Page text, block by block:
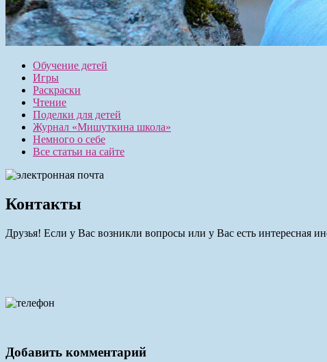
Обучение детей
Игры
Раскраски
Чтение
Поделки для детей
Журнал «Мишуткина школа»
Немного о себе
Все статьи на сайте
Контакты
Друзья! Если у Вас возникли вопросы или у Вас есть интересная
Добавить комментарий